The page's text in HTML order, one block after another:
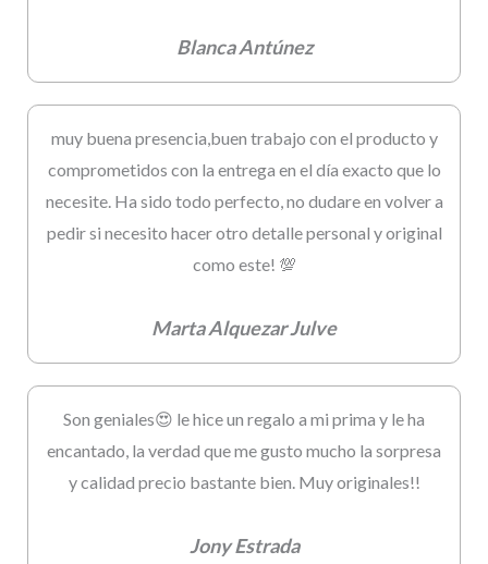
Blanca Antúnez
muy buena presencia,buen trabajo con el producto y
comprometidos con la entrega en el día exacto que lo
necesite. Ha sido todo perfecto, no dudare en volver a
pedir si necesito hacer otro detalle personal y original
como este! 💯
Marta Alquezar Julve
Son geniales😍 le hice un regalo a mi prima y le ha
encantado, la verdad que me gusto mucho la sorpresa
y calidad precio bastante bien. Muy originales!!
Jony Estrada